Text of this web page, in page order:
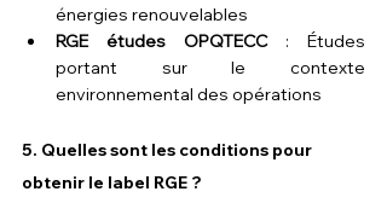
énergies renouvelables
RGE études OPQTECC : Études
portant sur le contexte
environnemental des opérations
5. Quelles sont les conditions pour
obtenir le label RGE ?